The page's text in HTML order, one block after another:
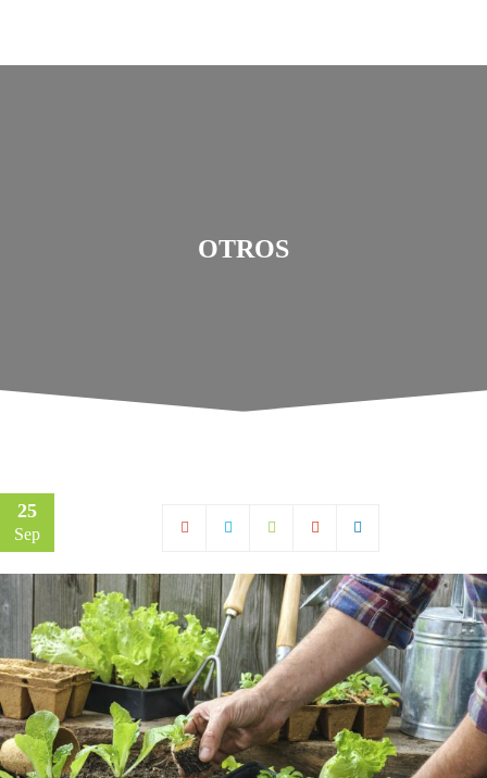
OTROS
25
Sep